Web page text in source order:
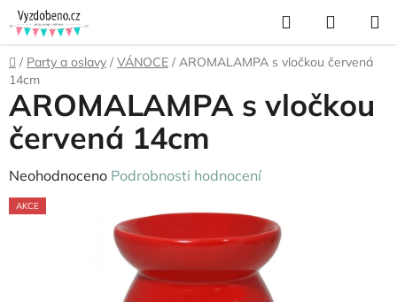
Přejít
na
obsah
Hledat
KOŠÍK
Domů
/ Party a oslavy / VÁNOCE / AROMALAMPA s vločkou červená
14cm
AROMALAMPA s vločkou
červená 14cm
Průměrné
hodnocení
Neohodnoceno Podrobnosti hodnocení
AKCE